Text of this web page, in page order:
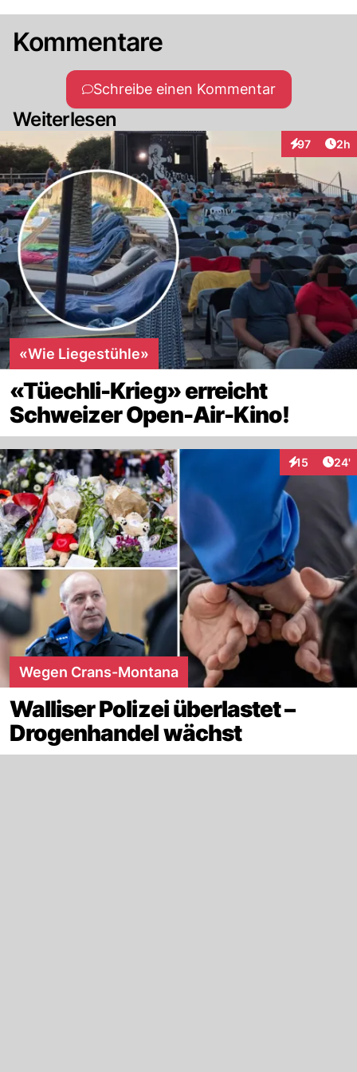
Kommentare
Schreibe einen Kommentar
Weiterlesen
97
Interaktionen
2h
«Wie Liegestühle»
«Tüechli-Krieg» erreicht
Schweizer Open-Air-Kino!
15
Interaktionen
24'
Wegen Crans-Montana
Walliser Polizei überlastet –
Drogenhandel wächst